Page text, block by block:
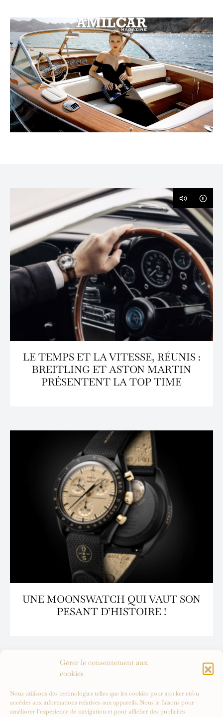
Gérer le consentement aux
cookies
Nous utilisons des technologies telles que les cookies pour stocker et/ou
accéder aux informations relatives aux appareils. Nous le faisons pour
améliorer l’expérience de navigation et pour afficher des publicités
LE TEMPS ET LA VITESSE, RÉUNIS :
BREITLING ET ASTON MARTIN
PRÉSENTENT LA TOP TIME
UNE MOONSWATCH QUI VAUT SON
PESANT D’HISTOIRE !